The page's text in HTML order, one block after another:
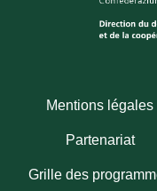
Mentions légales
Partenariat
Grille des